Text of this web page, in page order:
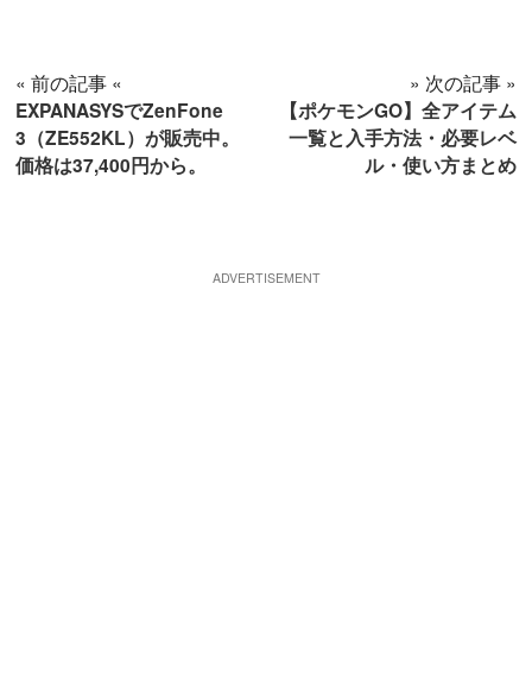
« 前の記事 «
EXPANASYSでZenFone
3（ZE552KL）が販売中。
価格は37,400円から。
» 次の記事 »
【ポケモンGO】全アイテム
一覧と入手方法・必要レベ
ル・使い方まとめ